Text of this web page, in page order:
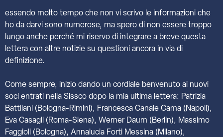
essendo molto tempo che non vi scrivo le informazioni che
ho da darvi sono numerose, ma spero di non essere troppo
lungo anche perché mi riservo di integrare a breve questa
lettera con altre notizie su questioni ancora in via di
definizione.
Come sempre, inizio dando un cordiale benvenuto ai nuovi
soci entrati nella Sissco dopo la mia ultima lettera: Patrizia
Battilani (Bologna-Rimini), Francesca Canale Cama (Napoli),
Eva Casagli (Roma-Siena), Werner Daum (Berlin), Massimo
Faggioli (Bologna), Annalucia Forti Messina (Milano),